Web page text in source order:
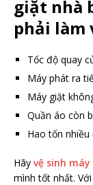
giặt nhà
phải làm
Tốc độ quay
Máy phát ra
Máy giặt
Quần áo còn
Hao tốn
Hãy vệ sinh
mình tốt nhất.